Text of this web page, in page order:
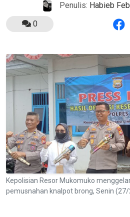
Penulis: Habieb
0
Kepolisian Resor Mukomuko
pemusnahan knalpot brong, Senin